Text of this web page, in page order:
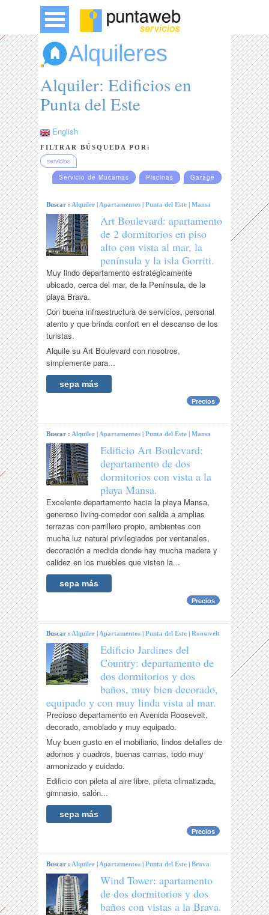
Alquileres
Alquiler: Edificios en
Punta del Este
English
FILTRAR BÚSQUEDA POR:
servicios
Servicio de Mucamas
Piscinas Garage
Buscar :Alquiler |Apartamentos |Punta del Este |Mansa
Art Boulevard: apartamento
de 2 dormitorios en piso
alto con vista al mar, la
península y la isla Gorriti.
Muy lindo departamento estratégicamente
ubicado, cerca del mar, de la Península, de la
playa Brava.
Con buena infraestructura de servicios, personal
atento y que brinda confort en el descanso de los
turistas.
Alquile su Art Boulevard con nosotros,
simplemente para...
sepa más
Precios
Buscar :Alquiler |Apartamentos |Punta del Este |Mansa
Edificio Art Boulevard:
departamento de dos
dormitorios con vista a la
playa Mansa.
Excelente departamento hacia la playa Mansa,
generoso living-comedor con salida a amplias
terrazas con parrillero propio, ambientes con
mucha luz natural privilegiados por ventanales,
decoración a medida donde hay mucha madera y
calidez en los muebles que visten la...
sepa más
Precios
Buscar :Alquiler |Apartamentos |Punta del Este |Roosevelt
Edificio Jardines del
Country: departamento de
dos dormitorios y dos
baños, muy bien decorado,
equipado y con muy linda vista al mar.
Precioso departamento en Avenida Roosevelt,
decorado, amoblado y muy equipado.
Muy buen gusto en el mobiliario, lindos detalles de
adornos y cuadros, buenas camas, todo muy
armonizado y cuidado.
Edificio con pileta al aire libre, pileta climatizada,
gimnasio, salón...
sepa más
Precios
Buscar :Alquiler |Apartamentos |Punta del Este |Brava
Wind Tower: apartamento
de dos dormitorios y dos
baños con vistas a la Brava.